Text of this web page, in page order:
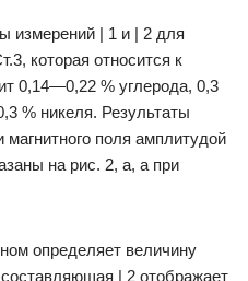
измерений | 1 и | 2 для
которая относится к
0,14—0,22 % углерода, 0,3
% никеля. Результаты
поля амплитудой
на рис. 2, а, а при
определяет величину
| 2 отображает